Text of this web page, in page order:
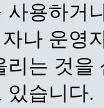
사용하거
나 운영
리는 것
있습니다.